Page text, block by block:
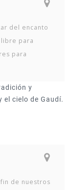
del encanto
para
para
de nuestros